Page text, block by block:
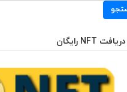
دریافت NFT رایگان